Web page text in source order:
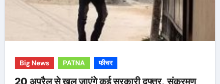
Big News PATNA फीचर
20 अप्रैल से खुल जाएंगे कई सरकारी दफ्तर, संक्रमण